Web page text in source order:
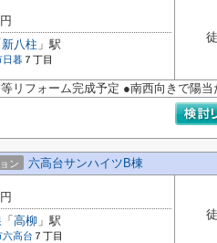
新八柱 」駅
日暮 ７丁目
リフォーム完成予定 ●南西向きで陽
ン 六高台サンハイツB棟
「 高柳 」駅
六高台 ７丁目